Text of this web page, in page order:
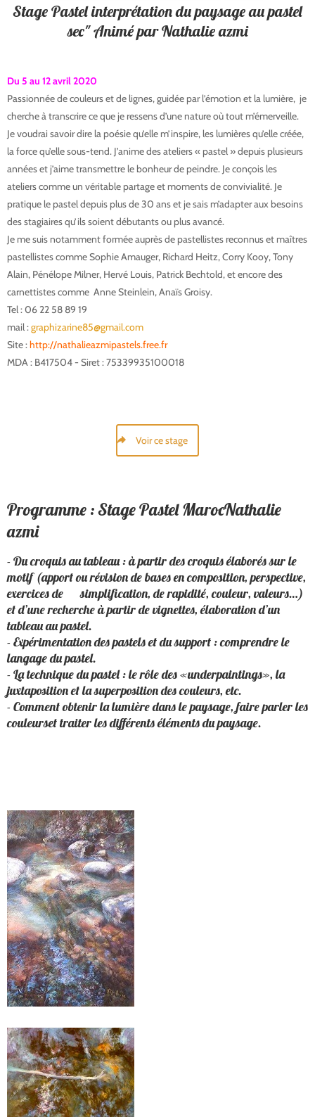
Stage Pastel interprétation du paysage au pastel
sec" Animé par Nathalie azmi
Du 5 au 12 avril 2020
Passionnée de couleurs et de lignes, guidée par l’émotion et la lumière, je
cherche à transcrire ce que je ressens d’une nature où tout m’émerveille.
Je voudrai savoir dire la poésie qu’elle m’inspire, les lumières qu’elle créée,
la force qu’elle sous-tend. J’anime des ateliers « pastel » depuis plusieurs
années et j’aime transmettre le bonheur de peindre. Je conçois les
ateliers comme un véritable partage et moments de convivialité. Je
pratique le pastel depuis plus de 30 ans et je sais m’adapter aux besoins
des stagiaires qu’ils soient débutants ou plus avancé.
Je me suis notamment formée auprès de pastellistes reconnus et maîtres
pastellistes comme Sophie Amauger, Richard Heitz, Corry Kooy, Tony
Alain, Pénélope Milner, Hervé Louis, Patrick Bechtold, et encore des
carnettistes comme Anne Steinlein, Anaïs Groisy.
Tel : 06 22 58 89 19
mail :graphizarine85@gmail.com
Site :http://nathalieazmipastels.free.fr
MDA : B417504 - Siret : 75339935100018
Voir ce stage
Programme : Stage Pastel MarocNathalie
azmi
- Du croquis au tableau : à partir des croquis élaborés sur le
motif (apport ou révision de bases en composition, perspective,
exercices de simplification, de rapidité, couleur, valeurs…)
et d’une recherche à partir de vignettes, élaboration d’un
tableau au pastel.
- Expérimentation des pastels et du support : comprendre le
langage du pastel.
- La technique du pastel : le rôle des «underpaintings», la
juxtaposition et la superposition des couleurs, etc.
- Comment obtenir la lumière dans le paysage, faire parler les
couleurset traiter les différents éléments du paysage.